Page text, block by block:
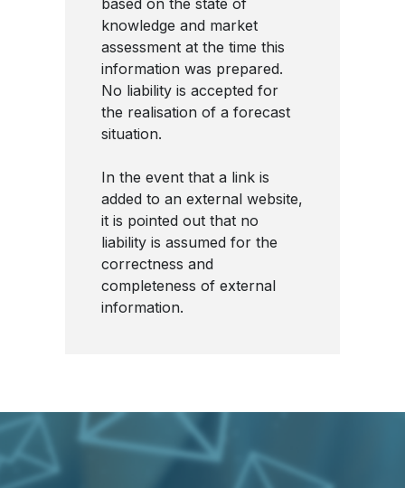
based on the state of
knowledge and market
assessment at the time this
information was prepared.
No liability is accepted for
the realisation of a forecast
situation.
In the event that a link is
added to an external website,
it is pointed out that no
liability is assumed for the
correctness and
completeness of external
information.